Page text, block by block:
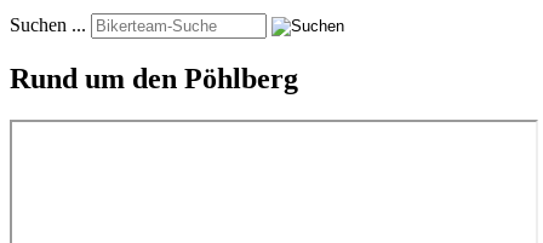
Suchen ...
Rund um den Pöhlberg